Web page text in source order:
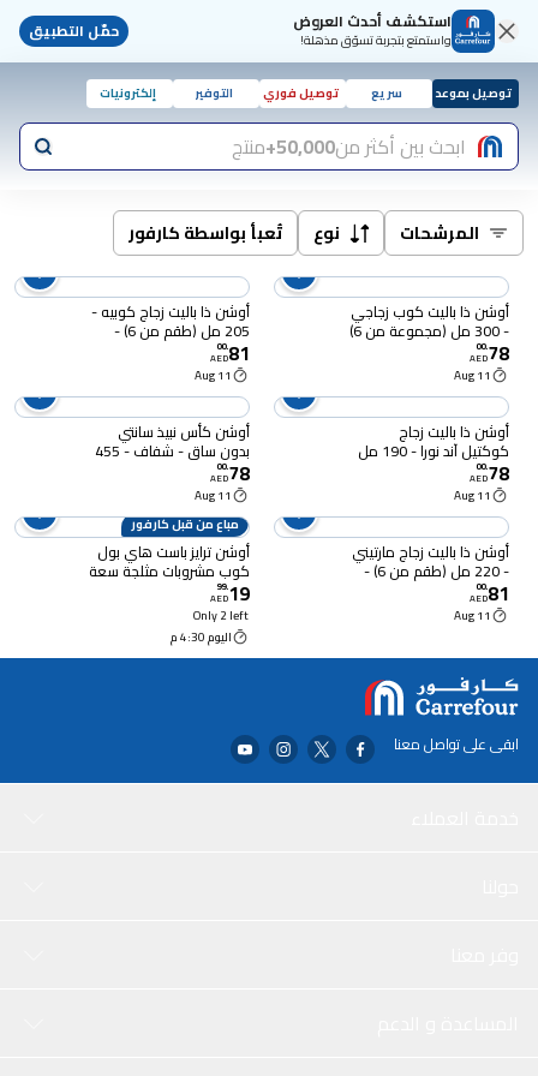
استكشف أحدث العروض
واستمتع بتجربة تسوّق مذهلة! حمّل التطبيق
توصيل بموعد سريع توصيل فوري التوفير إلكترونيات
ابحث بين أكثر من50,000+ منتج
المرشحات نوع تُعبأ بواسطة كارفور
أوشن ذا باليت كوب زجاجي
- 300 مل (مجموعة من 6)
- أدوات جذعية أنيقة للنبيذ
والماء والعصير والمشروبات
، 533E11
78
.
00
AED
11 Aug
أوشن ذا باليت زجاج كوبيه -
205 مل (طقم من 6) -
ستيمواري أنيق للشمبانيا
والكوكتيلات والنبيذ الفوار،
533S07
81
.
00
AED
11 Aug
أوشن ذا باليت زجاج
كوكتيل آند نورا - 190 مل
أنيق للمارتيني ومانهاتن
وكوكتيلات أب، 533K07
78
.
00
AED
11 Aug
أوشن كأس نبيذ سانتي
بدون ساق - شفاف - 455
ملل طقم من 6
78
.
00
AED
11 Aug
أوشن ذا باليت زجاج مارتيني
- 220 مل (طقم من 6) -
ستيمواني أنيق للكوكتيلات
الكلاسيكية والحديثة،
533C07
81
.
00
AED
11 Aug
مباع من قبل كارفور
أوشن ترايز باست هاي بول
كوب مشروبات مثلجة سعة
350 ملل، قطعتين
19
.
99
AED
Only 2 left
اليوم 4:30 م
ابقى على تواصل معنا